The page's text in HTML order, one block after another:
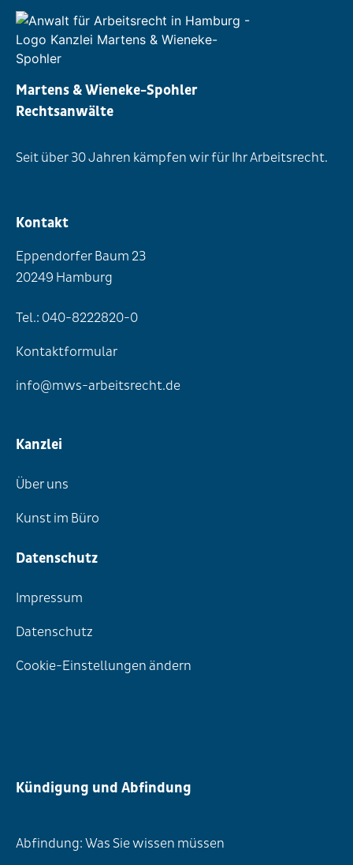
Martens & Wieneke-Spohler
Rechtsanwälte
Seit über 30 Jahren kämpfen wir für Ihr Arbeitsrecht.
Kontakt
Eppendorfer Baum 23
20249 Hamburg
Tel.: 040-8222820-0
Kontaktformular
info@mws-arbeitsrecht.de
Kanzlei
Über uns
Kunst im Büro
Datenschutz
Impressum
Datenschutz
Cookie-Einstellungen ändern
Kündigung und Abfindung
Abfindung: Was Sie wissen müssen